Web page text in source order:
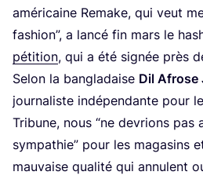
amé­ri­caine Remake, qui veut
fashion”, a lan­cé fin mars le
péti­tion, qui a été signée près
Selon la ban­gla­daise Dil Afrose
jour­na­liste indé­pen­dante pour
Tri­bune, nous “ne devrions pas
sym­pa­thie” pour les maga­sins
mau­vaise qua­li­té qui annulent